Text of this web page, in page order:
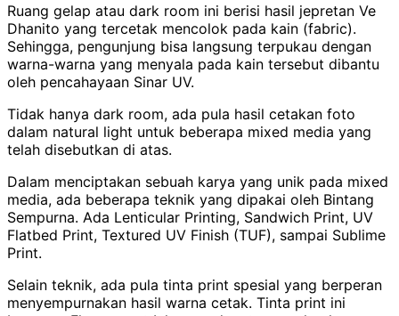
Ruang gelap atau dark room ini berisi hasil jepretan Ve
Dhanito yang tercetak mencolok pada kain (fabric).
Sehingga, pengunjung bisa langsung terpukau dengan
warna-warna yang menyala pada kain tersebut dibantu
oleh pencahayaan Sinar UV.
Tidak hanya dark room, ada pula hasil cetakan foto
dalam natural light untuk beberapa mixed media yang
telah disebutkan di atas.
Dalam menciptakan sebuah karya yang unik pada mixed
media, ada beberapa teknik yang dipakai oleh Bintang
Sempurna. Ada Lenticular Printing, Sandwich Print, UV
Flatbed Print, Textured UV Finish (TUF), sampai Sublime
Print.
Selain teknik, ada pula tinta print spesial yang berperan
menyempurnakan hasil warna cetak. Tinta print ini